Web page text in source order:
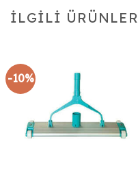
İLGILI ÜRÜNLER
-10%